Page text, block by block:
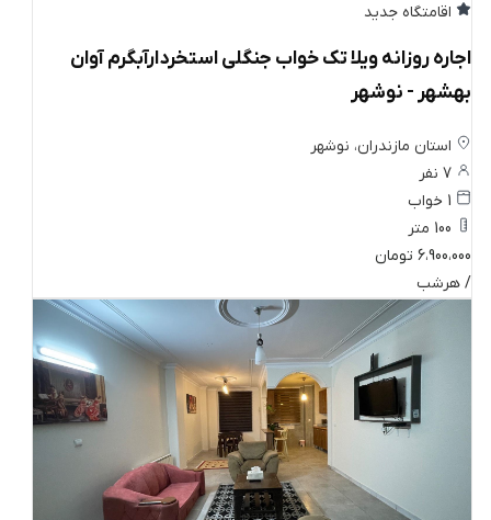
اقامتگاه جدید
اجاره روزانه ویلا تک خواب جنگلی استخردارآبگرم آوان
بهشهر - نوشهر
استان مازندران، نوشهر
6،900،000 تومان
/ هرشب